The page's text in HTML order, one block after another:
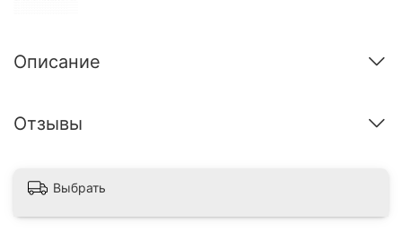
Описание
Отзывы
Выбрать